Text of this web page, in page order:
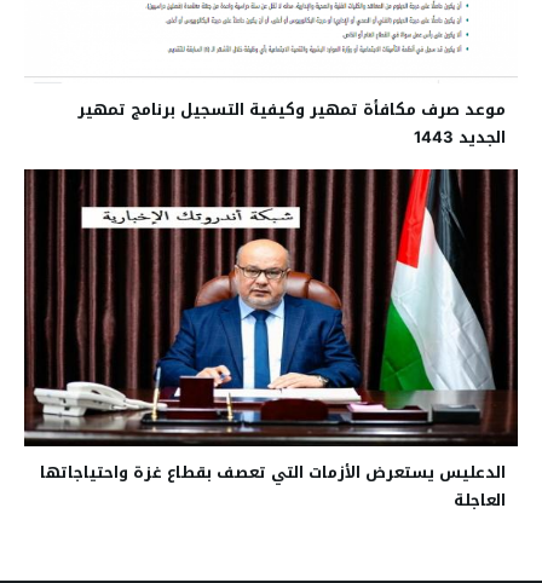
موعد صرف مكافأة تمهير وكيفية التسجيل برنامج تمهير
الجديد 1443
الدعليس يستعرض الأزمات التي تعصف بقطاع غزة واحتياجاتها
العاجلة